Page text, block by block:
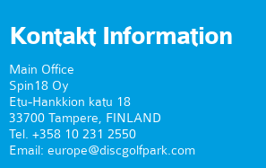
Kontakt Information
Main Office
Spin18 Oy
Etu-Hankkion katu 18
33700 Tampere, FINLAND
Tel. +358 10 231 2550
Email: europe@discgolfpark.com